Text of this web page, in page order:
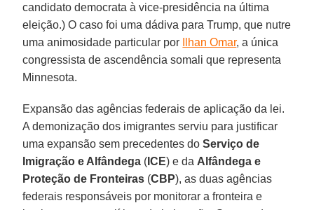
candidato democrata à vice-presidência na última
eleição.) O caso foi uma dádiva para Trump, que nutre
uma animosidade particular por
Ilhan Omar, a única
congressista de ascendência somali que representa
Minnesota.
Expansão das agências federais de aplicação da lei.
A demonização dos imigrantes serviu para justificar
uma expansão sem precedentes doServiço de
Imigração e Alfândega ( ICE) e da Alfândega e
Proteção de Fronteiras (CBP), as duas agências
federais responsáveis ​​por monitorar a fronteira e